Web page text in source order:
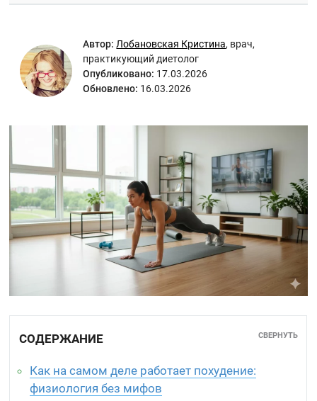
Автор: Лобановская Кристина, врач,
практикующий диетолог
Опубликовано: 17.03.2026
Обновлено: 16.03.2026
СОДЕРЖАНИЕ СВЕРНУТЬ
Как на самом деле работает похудение:
физиология без мифов